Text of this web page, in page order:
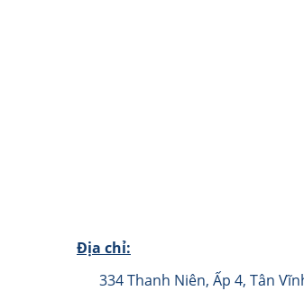
334 Thanh Niên, Ấp 4, Tân
Địa chỉ: